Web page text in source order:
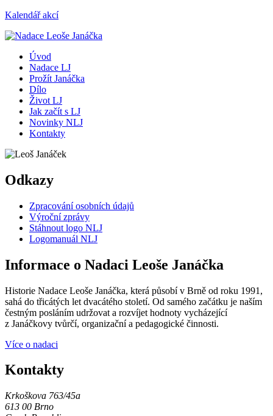
Kalendář akcí
Úvod
Nadace LJ
Prožít Janáčka
Dílo
Život LJ
Jak začít s LJ
Novinky NLJ
Kontakty
Odkazy
Zpracování osobních údajů
Výroční zprávy
Stáhnout logo NLJ
Logomanuál NLJ
Informace o Nadaci Leoše Janáčka
Historie Nadace Leoše Janáčka, která působí v Brně od roku 1991,
sahá do třicátých let dvacátého století. Od samého začátku je naším
čestným posláním udržovat a rozvíjet hodnoty vycházející
z Janáčkovy tvůrčí, organizační a pedagogické činnosti.
Více o nadaci
Kontakty
Krkoškova 763/45a
613 00 Brno